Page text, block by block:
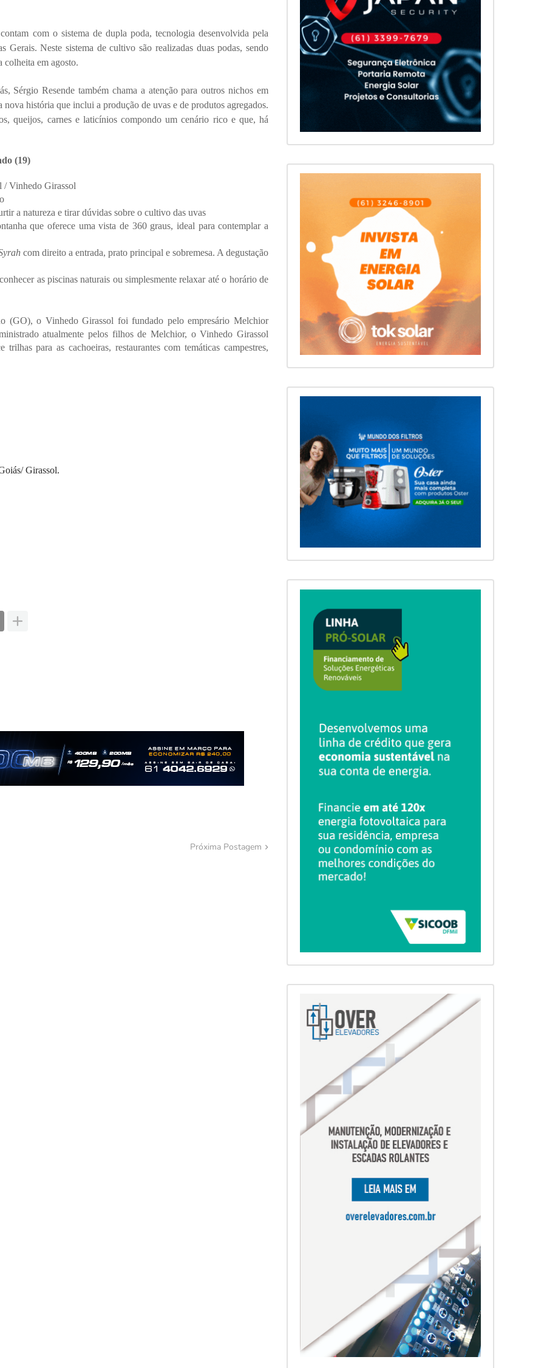
com o sistema de dupla poda, tecnologia desenvolvida pela
Neste sistema de cultivo são realizadas duas podas, sendo
colheita em agosto.
Sérgio Resende também chama a atenção para outros nichos em
história que inclui a produção de uvas e de produtos agregados.
queijos, carnes e laticínios compondo um cenário rico e que, há
(19)
/ Vinhedo Girassol
a natureza e tirar dúvidas sobre o cultivo das uvas
que oferece uma vista de 360 graus, ideal para contemplar a
com direito a entrada, prato principal e sobremesa. A degustação
as piscinas naturais ou simplesmente relaxar até o horário de
(GO), o Vinhedo Girassol foi fundado pelo empresário Melchior
atualmente pelos filhos de Melchior, o Vinhedo Girassol
trilhas para as cachoeiras, restaurantes com temáticas campestres,
Girassol.
Próxima Postagem